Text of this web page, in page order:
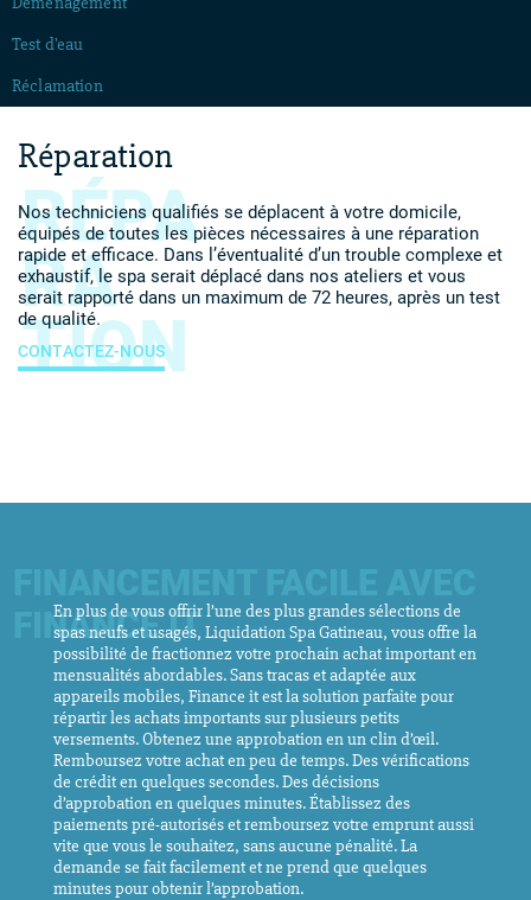
RÉPA
RA
TION
Réparation
Nos techniciens qualifiés se déplacent à votre domicile,
équipés de toutes les pièces nécessaires à une réparation
rapide et efficace. Dans l’éventualité d’un trouble complexe et
exhaustif, le spa serait déplacé dans nos ateliers et vous
serait rapporté dans un maximum de 72 heures, après un test
de qualité.
CONTACTEZ-NOUS
Test d'eau
Réclamation
FINANCE IT
En plus de vous offrir l’une des plus grandes sélections de
spas neufs et usagés, Liquidation Spa Gatineau, vous offre la
possibilité de fractionnez votre prochain achat important en
mensualités abordables. Sans tracas et adaptée aux
appareils mobiles, Finance it est la solution parfaite pour
répartir les achats importants sur plusieurs petits
versements. Obtenez une approbation en un clin d’œil.
Remboursez votre achat en peu de temps. Des vérifications
de crédit en quelques secondes. Des décisions
d’approbation en quelques minutes. Établissez des
paiements pré-autorisés et remboursez votre emprunt aussi
vite que vous le souhaitez, sans aucune pénalité. La
demande se fait facilement et ne prend que quelques
minutes pour obtenir l’approbation.